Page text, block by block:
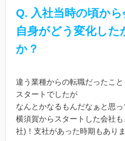
Q. 入社当時の頃か
自身がどう変化し
か？
違う業種からの転職だったこ
スタートでしたが
なんとかなるもんだなぁと思っ
横須賀からスタートした会社
社)！支社があった時期もあり